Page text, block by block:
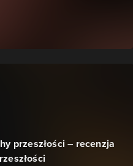
przeszłości – recenzja